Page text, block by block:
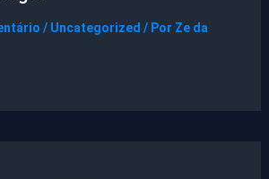
/ Uncategorized / Por Ze da